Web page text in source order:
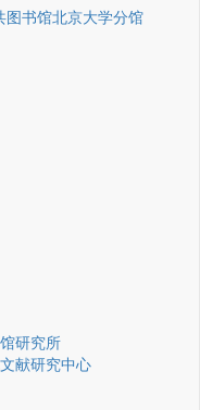
图书馆北京大学分馆
研究所
献研究中心